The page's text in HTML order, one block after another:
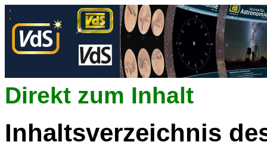
Direkt zum Inhalt
Inhaltsverzeichnis